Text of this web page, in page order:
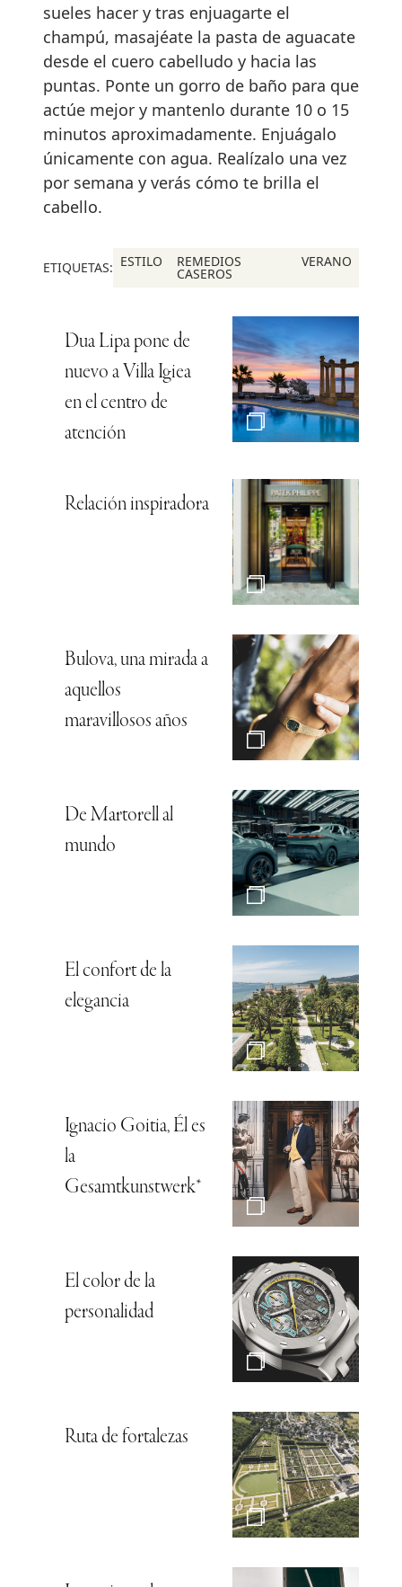
sueles hacer y tras enjuagarte el
champú, masajéate la pasta de aguacate
desde el cuero cabelludo y hacia las
puntas. Ponte un gorro de baño para que
actúe mejor y mantenlo durante 10 o 15
minutos aproximadamente. Enjuágalo
únicamente con agua. Realízalo una vez
por semana y verás cómo te brilla el
cabello.
ETIQUETAS: ESTILO REMEDIOS
CASEROS
VERANO
Dua Lipa pone de
nuevo a Villa Igiea
en el centro de
atención
Relación inspiradora
Bulova, una mirada a
aquellos
maravillosos años
De Martorell al
mundo
El confort de la
elegancia
Ignacio Goitia, Él es
la
Gesamtkunstwerk*
El color de la
personalidad
Ruta de fortalezas